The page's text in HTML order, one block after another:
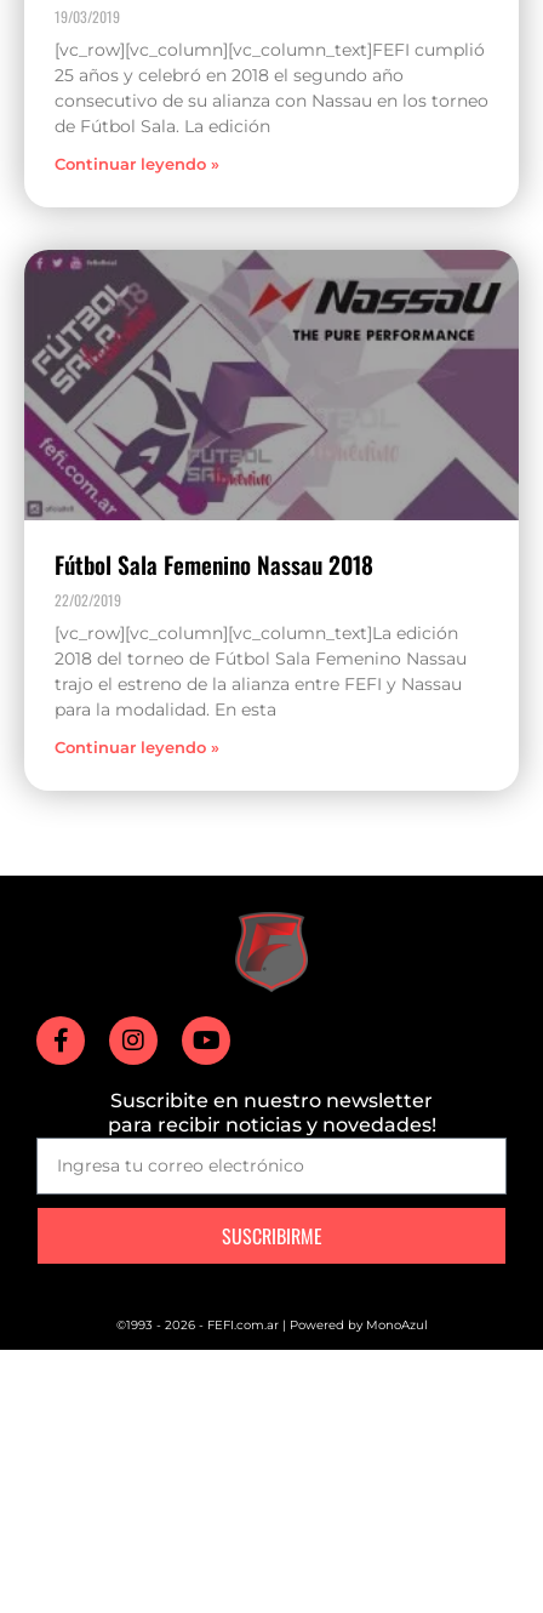
19/03/2019
[vc_row][vc_column][vc_column_text]FEFI cumplió
25 años y celebró en 2018 el segundo año
consecutivo de su alianza con Nassau en los torneo
de Fútbol Sala. La edición
Continuar leyendo »
Fútbol Sala Femenino Nassau 2018
22/02/2019
[vc_row][vc_column][vc_column_text]La edición
2018 del torneo de Fútbol Sala Femenino Nassau
trajo el estreno de la alianza entre FEFI y Nassau
para la modalidad. En esta
Continuar leyendo »
Suscribite en nuestro newsletter
para recibir noticias y novedades!
SUSCRIBIRME
©1993 - 2026 - FEFI.com.ar | Powered by MonoAzul